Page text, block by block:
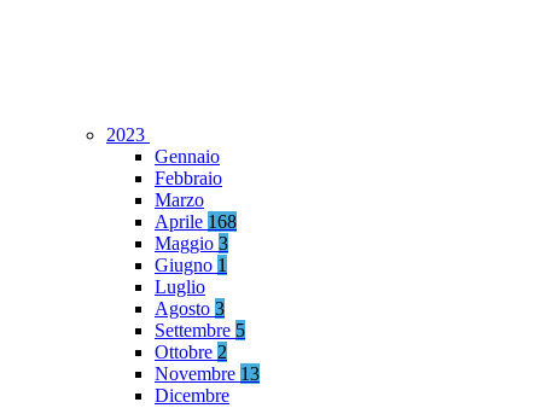
2023
Gennaio
Febbraio
Marzo
Aprile 168
Maggio 3
Giugno 1
Luglio
Agosto 3
Settembre 5
Ottobre 2
Novembre 13
Dicembre